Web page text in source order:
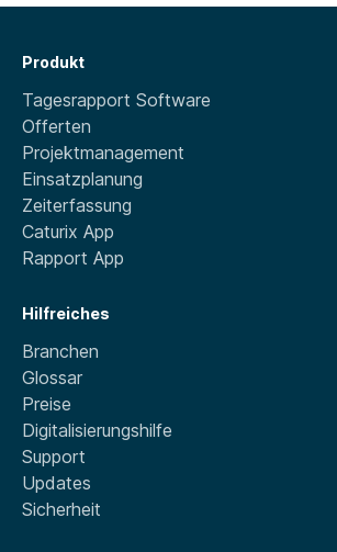
Produkt
Tagesrapport Software
Offerten
Projektmanagement
Einsatzplanung
Zeiterfassung
Caturix App
Rapport App
Hilfreiches
Branchen
Glossar
Preise
Digitalisierungshilfe
Support
Updates
Sicherheit